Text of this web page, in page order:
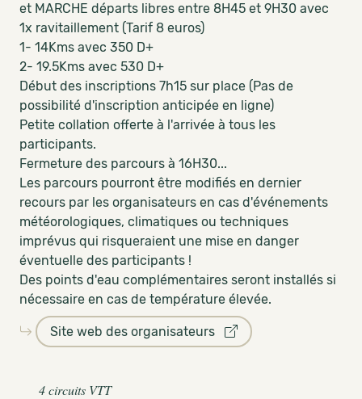
et MARCHE départs libres entre 8H45 et 9H30 avec
1x ravitaillement (Tarif 8 euros)
1- 14Kms avec 350 D+
2- 19.5Kms avec 530 D+
Début des inscriptions 7h15 sur place (Pas de
possibilité d'inscription anticipée en ligne)
Petite collation offerte à l'arrivée à tous les
participants.
Fermeture des parcours à 16H30...
Les parcours pourront être modifiés en dernier
recours par les organisateurs en cas d'événements
météorologiques, climatiques ou techniques
imprévus qui risqueraient une mise en danger
éventuelle des participants !
Des points d'eau complémentaires seront installés si
nécessaire en cas de température élevée.
Site web des organisateurs
4 circuits VTT